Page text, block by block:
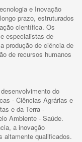
e Inovação
prazo, estruturados
científica. Os
especialistas de
produção de ciência de
de recursos humanos
do
- Ciências Agrárias e
e da Terra -
Ambiente - Saúde.
a inovação
altamente qualificados.